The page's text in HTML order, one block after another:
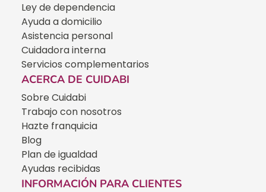
Ley de dependencia
Ayuda a domicilio
Asistencia personal
Cuidadora interna
Servicios complementarios
ACERCA DE CUIDABI
Sobre Cuidabi
Trabajo con nosotros
Hazte franquicia
Blog
Plan de igualdad
Ayudas recibidas
INFORMACIÓN PARA CLIENTES